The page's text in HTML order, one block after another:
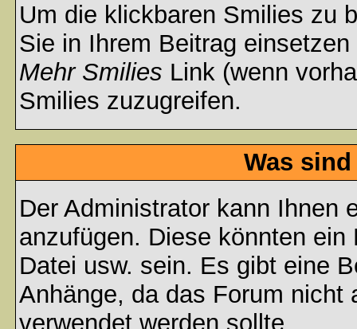
Um die klickbaren Smilies zu
Sie in Ihrem Beitrag
Mehr Smilies Link (wenn
Smilies zuzugreifen.
Was
Der Administrator kann Ihnen
anzufügen. Diese könnten
Datei usw. sein. Es gibt eine
Anhänge, da das Forum nicht
verwendet werden sollte.